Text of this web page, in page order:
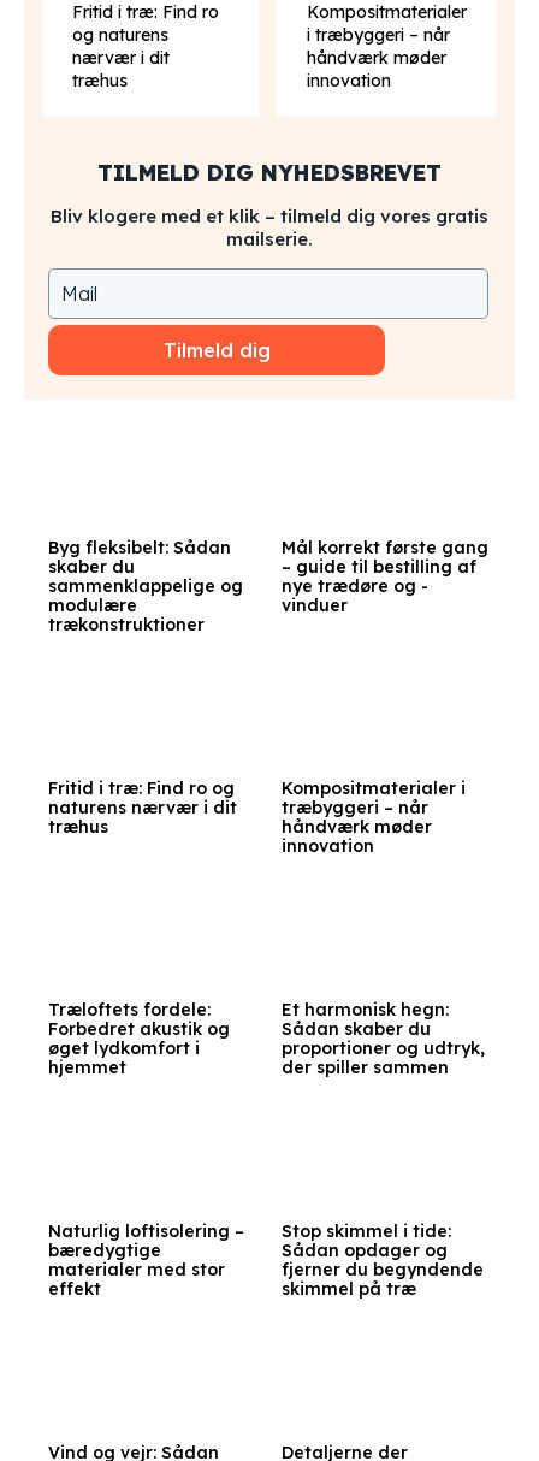
Fritid i træ: Find ro
og naturens
nærvær i dit
træhus
Kompositmaterialer
i træbyggeri – når
håndværk møder
innovation
TILMELD DIG NYHEDSBREVET
Bliv klogere med et klik – tilmeld dig vores gratis
mailserie.
Tilmeld dig
Byg fleksibelt: Sådan
skaber du
sammenklappelige og
modulære
trækonstruktioner
Mål korrekt første gang
– guide til bestilling af
nye trædøre og -
vinduer
Fritid i træ: Find ro og
naturens nærvær i dit
træhus
Kompositmaterialer i
træbyggeri – når
håndværk møder
innovation
Træloftets fordele:
Forbedret akustik og
øget lydkomfort i
hjemmet
Et harmonisk hegn:
Sådan skaber du
proportioner og udtryk,
der spiller sammen
Naturlig loftisolering –
bæredygtige
materialer med stor
effekt
Stop skimmel i tide:
Sådan opdager og
fjerner du begyndende
skimmel på træ
Vind og vejr: Sådan Detaljerne der